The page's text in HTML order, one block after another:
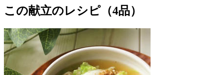
この献立のレシピ（4品）